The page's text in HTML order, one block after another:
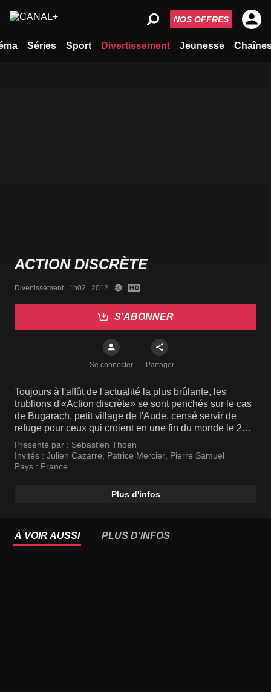
Séries Sport Divertissement Jeunesse
NOS OFFRES
ACTION DISCRÈTE
Divertissement   1h02   2012
S'ABONNER
Se connecter Partager
Toujours à l'affût de l'actualité la plus brûlante, les
trublions d'«Action discrète» se sont penchés sur le cas
de Bugarach, petit village de l'Aude, censé servir de
refuge pour ceux qui croient en une fin du monde le 21
décembre 2012. A l'aide de caméras cachées, ils
recherchent les témoignages les plus brûlants. Ils
mettent en scène les situations les plus à même de faire
inquiétante que pleine d'humour. Une plongée insolite
Présenté par : Sébastien Thoen
Invités : Julien Cazarre Patrice Mercier Pierre Samuel
Pays : France
Plus d'infos
À VOIR AUSSI PLUS D'INFOS